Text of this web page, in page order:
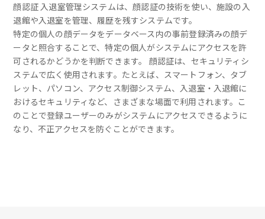
顔認証 入退室管理システムは、顔認証の技術を使い、施設の入
退館や入退室を管理、履歴を残すシステムです。
特定の個人の顔データをデータベース内の事前登録済みの顔デ
ータと照合することで、特定の個人がシステムにアクセスを許
可されるかどうかを判断できます。 顔認証は、セキュリティシ
ステムで広く使用されます。たとえば、スマートフォン、タブ
レット、パソコン、アクセス制御システム、入退室・入退館に
おけるセキュリティなど、さまざまな場面で利用されます。こ
のことで登録ユーザーのみがシステムにアクセスできるように
なり、不正アクセスを防ぐことができます。